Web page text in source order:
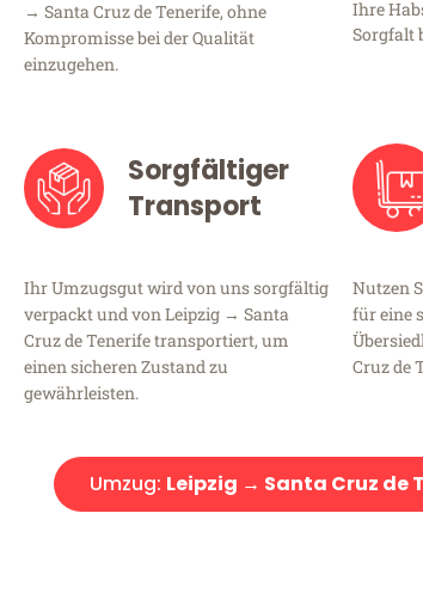
→ Santa Cruz de Tenerife, ohne
Kompromisse bei der Qualität
einzugehen.
Ihre
Sorgfalt
Sorgfältiger
Transport
Ihr Umzugsgut wird von uns sorgfältig
verpackt und von Leipzig → Santa
Cruz de Tenerife transportiert, um
einen sicheren Zustand zu
gewährleisten.
Nutzen
für eine
Cruz de
Umzug: Leipzig → Santa Cruz de